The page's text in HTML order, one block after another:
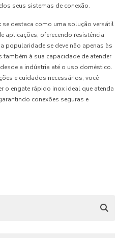
seus sistemas de conexão.
destaca como uma solução versátil
aplicações, oferecendo resistência,
popularidade se deve não apenas às
à sua capacidade de atender
a indústria até o uso doméstico.
e cuidados necessários, você
o engate rápido inox ideal que atenda
conexões seguras e